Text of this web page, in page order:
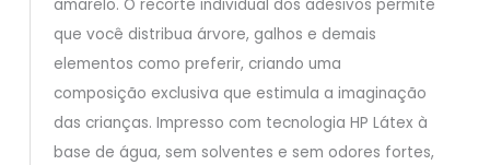
amarelo. O recorte individual dos adesivos permite
que você distribua árvore, galhos e demais
elementos como preferir, criando uma
composição exclusiva que estimula a imaginação
das crianças. Impresso com tecnologia HP Látex à
base de água, sem solventes e sem odores fortes,